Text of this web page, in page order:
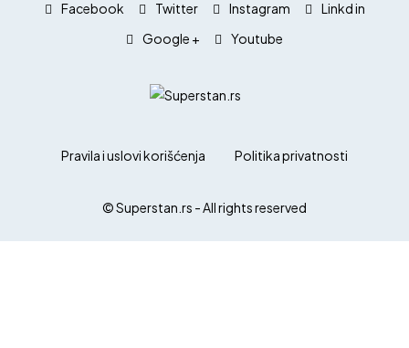
Facebook Twitter Instagram
Linkd in
Google +
Youtube
Pravila i uslovi korišćenja Politika privatnosti
© Superstan.rs - All rights reserved